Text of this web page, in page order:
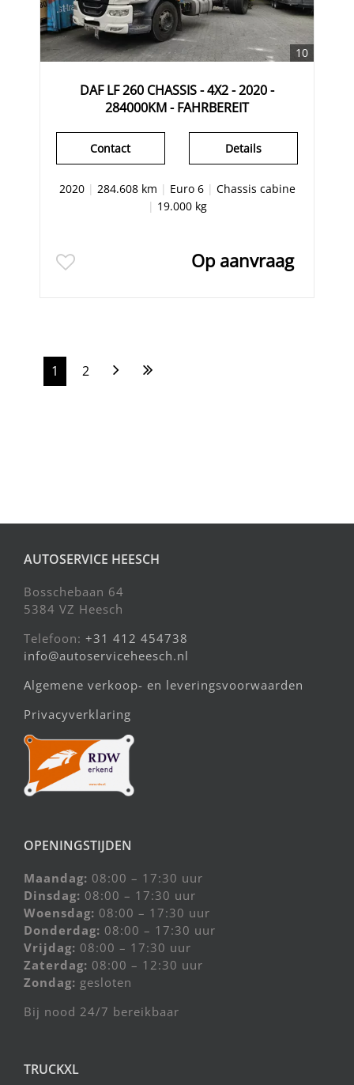
AUTOSERVICE HEESCH
Bosschebaan 64
5384 VZ Heesch
Telefoon: +31 412 454738
info@autoserviceheesch.nl
Algemene verkoop- en leveringsvoorwaarden
Privacyverklaring
OPENINGSTIJDEN
Maandag: 08:00 – 17:30 uur
Dinsdag: 08:00 – 17:30 uur
Woensdag: 08:00 – 17:30 uur
Donderdag: 08:00 – 17:30 uur
Vrijdag: 08:00 – 17:30 uur
Zaterdag: 08:00 – 12:30 uur
Zondag: gesloten
Bij nood 24/7 bereikbaar
TRUCKXL